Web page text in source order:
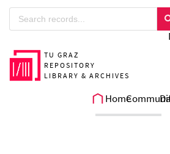
Skip to main
TU GRAZ
REPOSITORY
LIBRARY & ARCHIVES
Home